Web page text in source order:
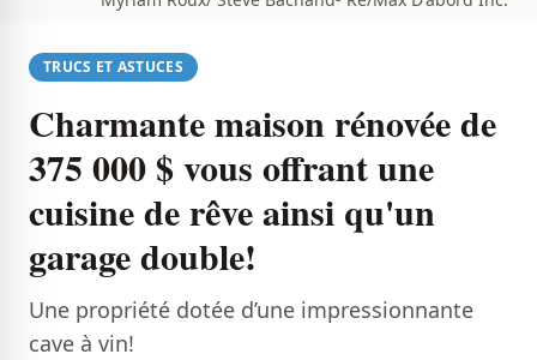
TRUCS ET ASTUCES
Charmante maison rénovée de
375 000 $ vous offrant une
cuisine de rêve ainsi qu'un
garage double!
Une propriété dotée d’une impressionnante
cave à vin!